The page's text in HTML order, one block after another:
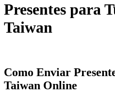
Presentes para
Taiwan
Como Enviar
Taiwan Online